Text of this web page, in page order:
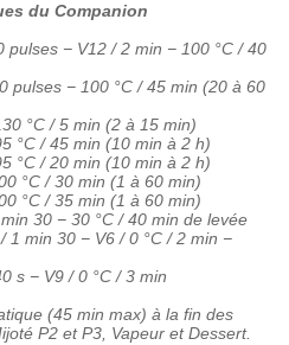
du Companion
pulses − V12 / 2 min − 100 °C / 40
pulses − 100 °C / 45 min (20 à 60
°C / 5 min (2 à 15 min)
°C / 45 min (10 min à 2 h)
°C / 20 min (10 min à 2 h)
°C / 30 min (1 à 60 min)
°C / 35 min (1 à 60 min)
30 − 30 °C / 40 min de levée
1 min 30 − V6 / 0 °C / 2 min −
s − V9 / 0 °C / 3 min
(45 min max) à la fin des
P2 et P3, Vapeur et Dessert.